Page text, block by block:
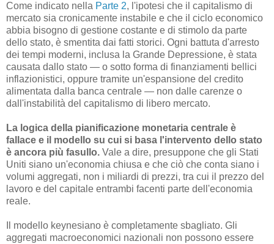
Come indicato nella Parte 2, l'ipotesi che il capitalismo di
mercato sia cronicamente instabile e che il ciclo economico
abbia bisogno di gestione costante e di stimolo da parte
dello stato, è smentita dai fatti storici. Ogni battuta d'arresto
dei tempi moderni, inclusa la Grande Depressione, è stata
causata dallo stato — o sotto forma di finanziamenti bellici
inflazionistici, oppure tramite un'espansione del credito
alimentata dalla banca centrale — non dalle carenze o
dall'instabilità del capitalismo di libero mercato.
La logica della pianificazione monetaria centrale è
fallace e il modello su cui si basa l'intervento dello stato
è ancora più fasullo. Vale a dire, presuppone che gli Stati
Uniti siano un'economia chiusa e che ciò che conta siano i
volumi aggregati, non i miliardi di prezzi, tra cui il prezzo del
lavoro e del capitale entrambi facenti parte dell'economia
reale.
Il modello keynesiano è completamente sbagliato. Gli
aggregati macroeconomici nazionali non possono essere